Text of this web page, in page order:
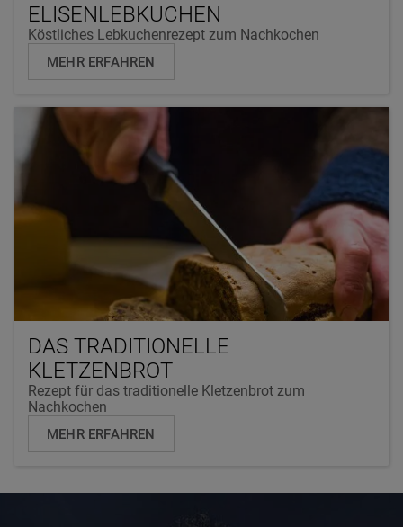
ELISENLEBKUCHEN
Köstliches Lebkuchenrezept zum Nachkochen
MEHR ERFAHREN
DAS TRADITIONELLE
KLETZENBROT
Rezept für das traditionelle Kletzenbrot zum
Nachkochen
MEHR ERFAHREN